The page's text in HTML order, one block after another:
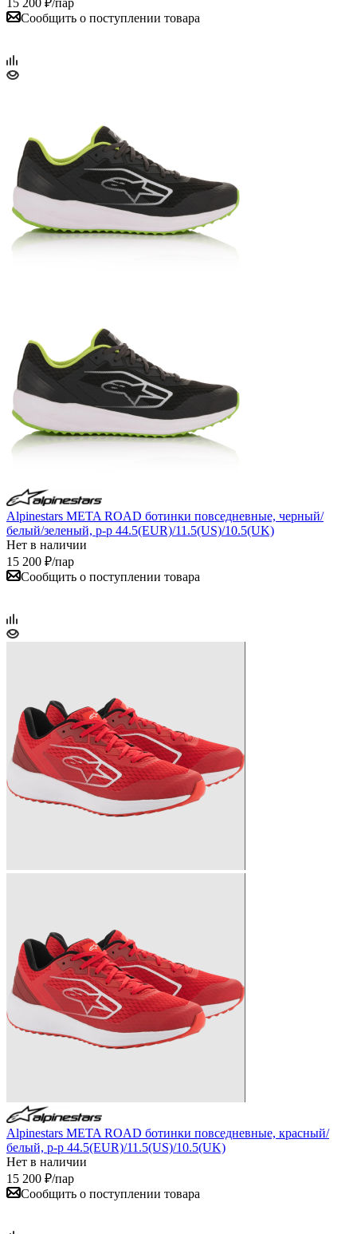
Сообщить о поступлении товара
Alpinestars META ROAD ботинки повседневные, черный/
белый/зеленый, р-р 44.5(EUR)/11.5(US)/10.5(UK)
Нет в наличии
15 200 ₽/пар
Сообщить о поступлении товара
Alpinestars META ROAD ботинки повседневные, красный/
белый, р-р 44.5(EUR)/11.5(US)/10.5(UK)
Нет в наличии
15 200 ₽/пар
Сообщить о поступлении товара